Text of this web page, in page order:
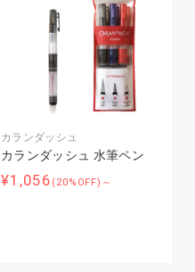
カランダッシュ
カランダッシュ 水筆ペン
¥1,056 (20%OFF)～